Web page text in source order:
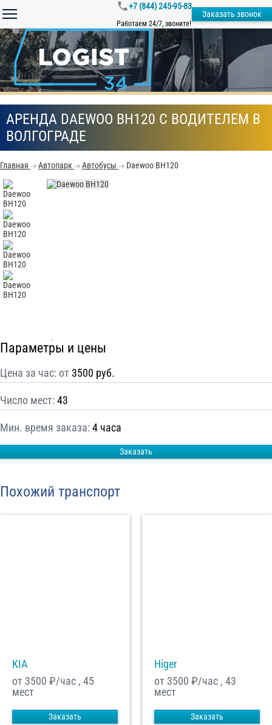
+7 (844) 245-95-83
Работаем 24/7, звоните!
Заказать звонок
АРЕНДА DAEWOO ВН120 С ВОДИТЕЛЕМ В
ВОЛГОГРАДЕ
Главная Автопарк Автобусы Daewoo ВН120
Параметры и цены
Цена за час: от 3500 руб.
Число мест: 43
Мин. время заказа: 4 часа
Заказать
Похожий транспорт
KIA
от 3500 ₽/час , 45
мест
Заказать
Higer
от 3500 ₽/час , 43
мест
Заказать